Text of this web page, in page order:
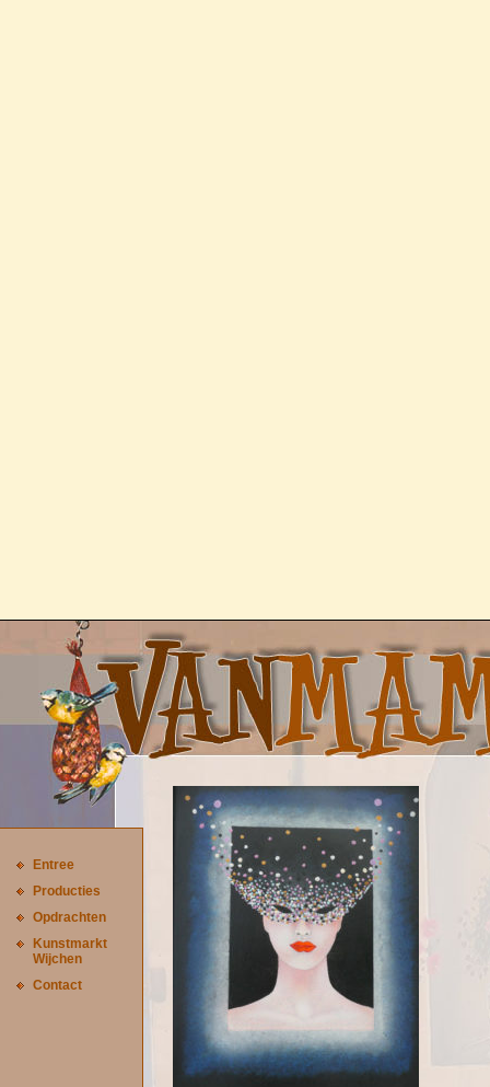
Entree
Producties
Opdrachten
Kunstmarkt
Wijchen
Contact